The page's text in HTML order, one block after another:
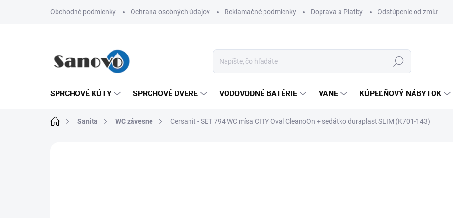
Obchodné podmienky Ochrana osobných údajov Reklamačné podmienky Doprava a Platby Odstúpenie od zmluvy
Hľadať
SPRCHOVÉ KÚTY SPRCHOVÉ DVERE VODOVODNÉ BATÉRIE VANE KÚPEĽŇOVÝ NÁBYTOK
DomovSanita WC závesne Cersanit - SET 794 WC mísa CITY Oval CleanoOn + sedátko duraplast SLIM (K701-143)